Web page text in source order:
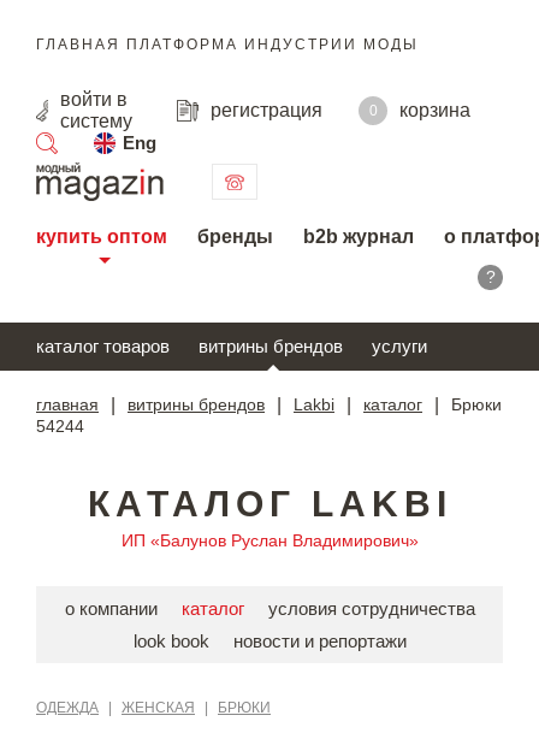
ГЛАВНАЯ ПЛАТФОРМА ИНДУСТРИИ МОДЫ
войти в
систему
регистрация 0
корзина
Eng
поиск
купить оптом бренды b2b журнал о
?
каталог товаров витрины брендов услуги
главная витрины брендов Lakbi каталог
Брюки
54244
КАТАЛОГ LAKBI
ИП «Балунов Руслан Владимирович»
о компании каталог
условия сотрудничества
look book
новости и репортажи
ОДЕЖДА ЖЕНСКАЯ БРЮКИ